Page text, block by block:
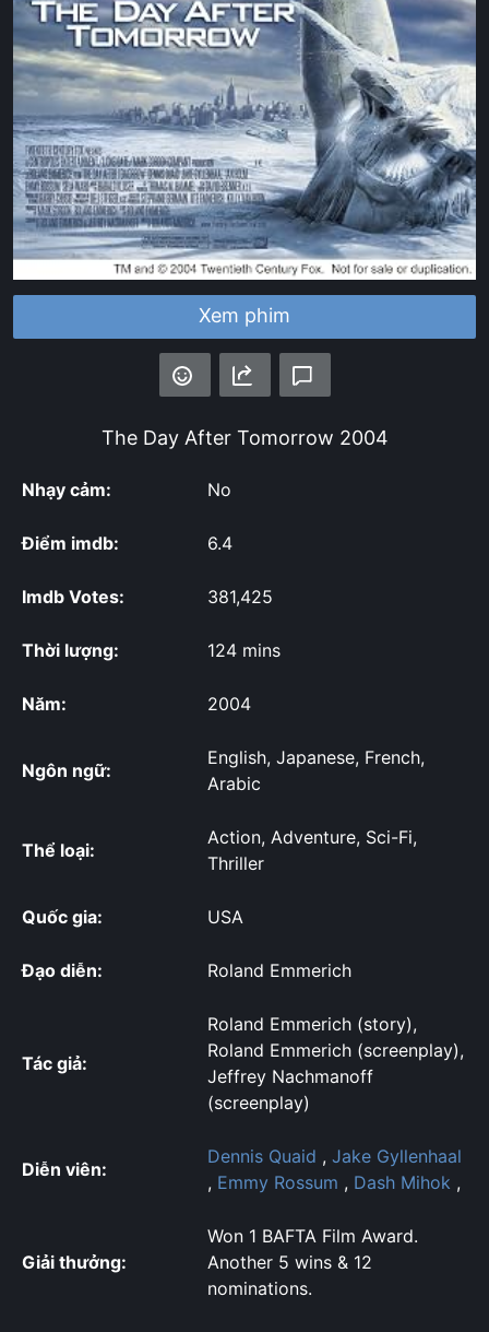
Xem phim
The Day After Tomorrow 2004
Nhạy cảm: No
Điểm imdb: 6.4
Imdb Votes: 381,425
Thời lượng: 124 mins
Năm: 2004
Ngôn ngữ:
English, Japanese, French,
Arabic
Thể loại:
Action, Adventure, Sci-Fi,
Thriller
Quốc gia: USA
Đạo diễn: Roland Emmerich
Tác giả:
Roland Emmerich (story),
Roland Emmerich (screenplay),
Jeffrey Nachmanoff
(screenplay)
Diễn viên:
Dennis Quaid , Jake Gyllenhaal
, Emmy Rossum , Dash Mihok ,
Giải thưởng:
Won 1 BAFTA Film Award.
Another 5 wins & 12
nominations.